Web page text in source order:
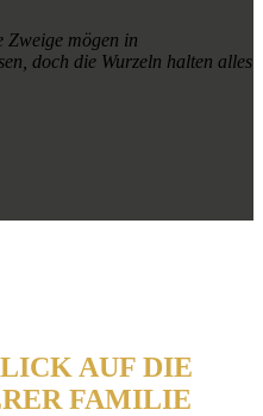
mögen in
doch die Wurzeln halten alles
AUF DIE
FAMILIE